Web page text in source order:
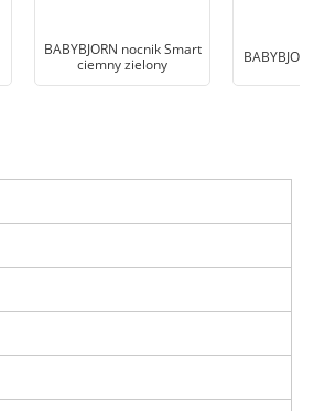
BABYBJORN nocnik Smart
ciemny zielony